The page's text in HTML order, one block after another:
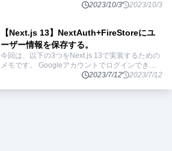
グTOP50」のサービスをまとめました。 目次
2023/10/3 2023/10/3
【Next.js 13】NextAuth+FireStoreにユ
ーザー情報を保存する。
今回は、以下の3つをNext.js 13で実装するための
メモです。 Googleアカウントでログインできる
アカウント、セッション情報をFirestoreに保存す
2023/7/12 2023/7/12